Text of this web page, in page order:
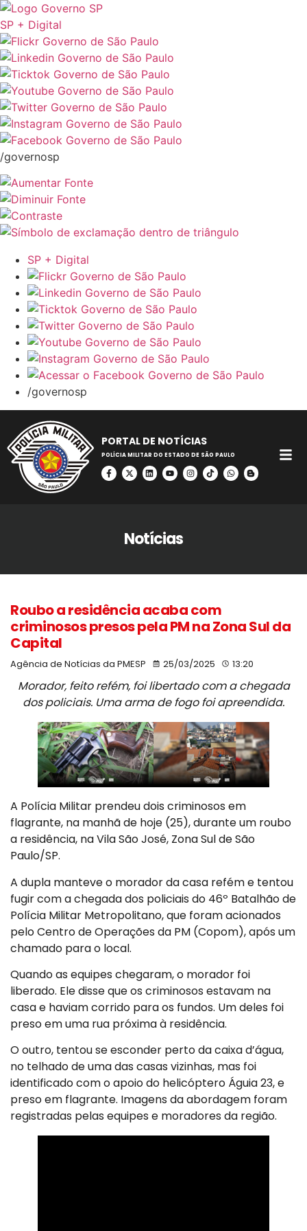
SP + Digital
/governosp
SP + Digital
/governosp
PORTAL DE NOTÍCIAS
POLÍCIA MILITAR DO ESTADO DE SÃO PAULO
Notícias
Roubo a residência acaba com
criminosos presos pela PM na Zona Sul da
Capital
Agência de Notícias da PMESP 25/03/2025 13:20
Morador, feito refém, foi libertado com a chegada
dos policiais. Uma arma de fogo foi apreendida.
A Polícia Militar prendeu dois criminosos em
flagrante, na manhã de hoje (25), durante um roubo
a residência, na Vila São José, Zona Sul de São
Paulo/SP.
A dupla manteve o morador da casa refém e tentou
fugir com a chegada dos policiais do 46º Batalhão de
Polícia Militar Metropolitano, que foram acionados
pelo Centro de Operações da PM (Copom), após um
chamado para o local.
Quando as equipes chegaram, o morador foi
liberado. Ele disse que os criminosos estavam na
casa e haviam corrido para os fundos. Um deles foi
preso em uma rua próxima à residência.
O outro, tentou se esconder perto da caixa d’água,
no telhado de uma das casas vizinhas, mas foi
identificado com o apoio do helicóptero Águia 23, e
preso em flagrante. Imagens da abordagem foram
registradas pelas equipes e moradores da região.